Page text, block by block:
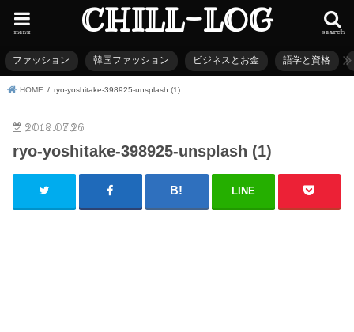
CHILL-LOG search
menu
ファッション 韓国ファッション ビジネスとお金 語学と資格
HOME ryo-yoshitake-398925-unsplash (1)
2018.07.26
ryo-yoshitake-398925-unsplash (1)
LINE